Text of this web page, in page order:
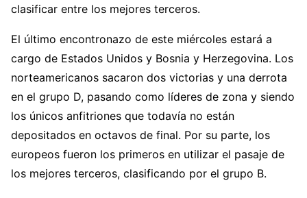
clasificar entre los mejores terceros.
El último encontronazo de este miércoles estará a
cargo de Estados Unidos y Bosnia y Herzegovina. Los
norteamericanos sacaron dos victorias y una derrota
en el grupo D, pasando como líderes de zona y siendo
los únicos anfitriones que todavía no están
depositados en octavos de final. Por su parte, los
europeos fueron los primeros en utilizar el pasaje de
los mejores terceros, clasificando por el grupo B.